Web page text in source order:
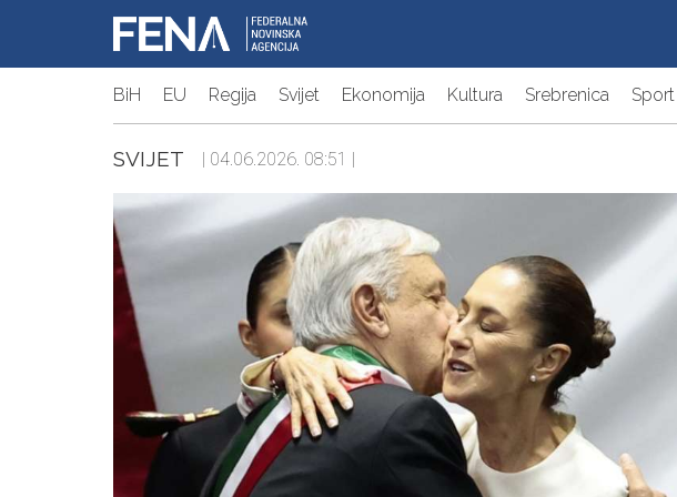
BiH EU Regija Svijet Ekonomija Kultura Srebrenica Sport
SVIJET | 04.06.2026. 08:51 |